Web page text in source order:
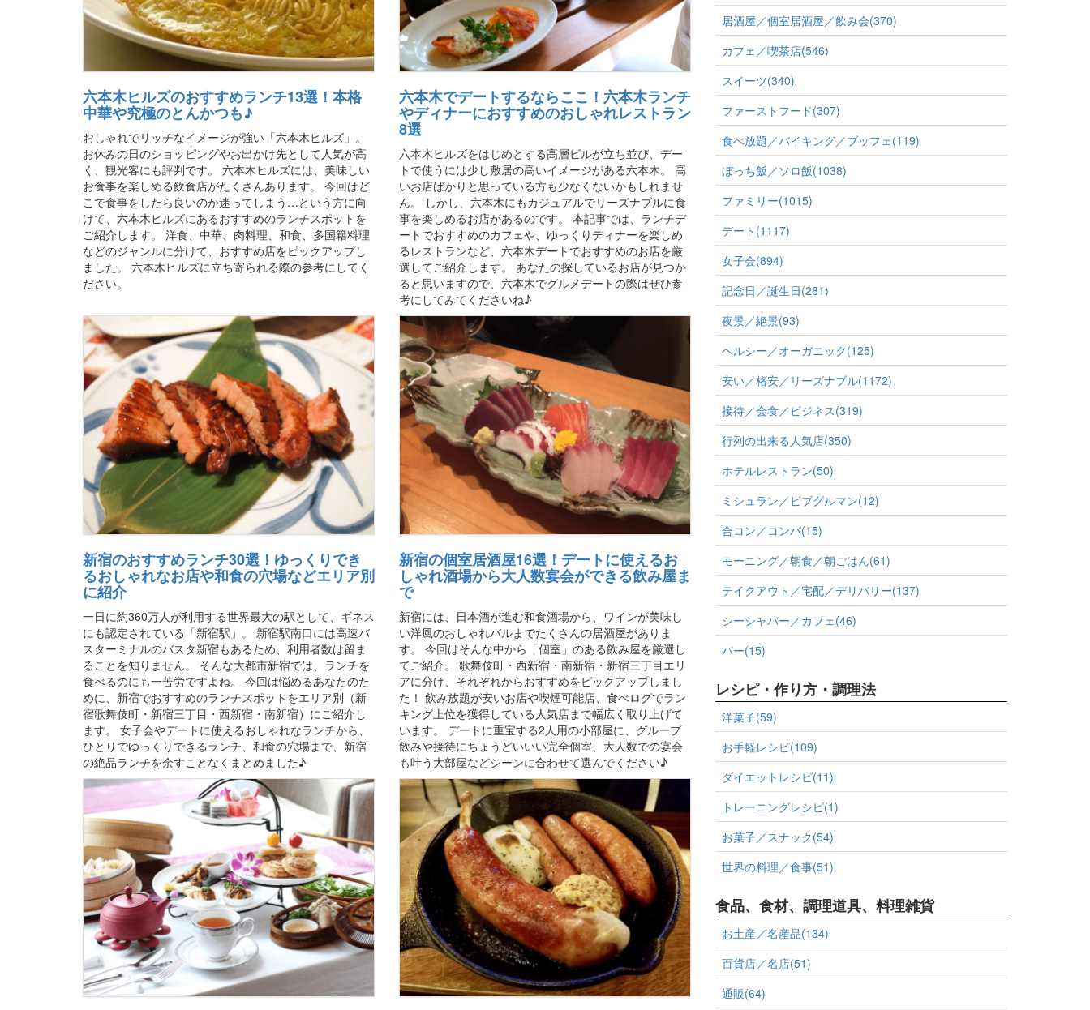
六本木ヒルズのおすすめランチ13選！本格
中華や究極のとんかつも♪
おしゃれでリッチなイメージが強い「六本木ヒルズ」。
お休みの日のショッピングやお出かけ先として人気が高
く、観光客にも評判です。 六本木ヒルズには、美味しい
お食事を楽しめる飲食店がたくさんあります。 今回はど
こで食事をしたら良いのか迷ってしまう…という方に向
けて、六本木ヒルズにあるおすすめのランチスポットを
ご紹介します。 洋食、中華、肉料理、和食、多国籍料理
などのジャンルに分けて、おすすめ店をピックアップし
ました。 六本木ヒルズに立ち寄られる際の参考にしてく
ださい。
六本木でデートするならここ！六本木ランチ
やディナーにおすすめのおしゃれレストラン
8選
六本木ヒルズをはじめとする高層ビルが立ち並び、デー
トで使うには少し敷居の高いイメージがある六本木。 高
いお店ばかりと思っている方も少なくないかもしれませ
ん。 しかし、六本木にもカジュアルでリーズナブルに食
事を楽しめるお店があるのです。 本記事では、ランチデ
ートでおすすめのカフェや、ゆっくりディナーを楽しめ
るレストランなど、六本木デートでおすすめのお店を厳
選してご紹介します。 あなたの探しているお店が見つか
ると思いますので、六本木でグルメデートの際はぜひ参
考にしてみてくださいね♪
新宿のおすすめランチ30選！ゆっくりでき
るおしゃれなお店や和食の穴場などエリア別
に紹介
一日に約360万人が利用する世界最大の駅として、ギネス
にも認定されている「新宿駅」。 新宿駅南口には高速バ
スターミナルのバスタ新宿もあるため、利用者数は留ま
ることを知りません。 そんな大都市新宿では、ランチを
食べるのにも一苦労ですよね。 今回は悩めるあなたのた
めに、新宿でおすすめのランチスポットをエリア別（新
宿歌舞伎町・新宿三丁目・西新宿・南新宿）にご紹介し
ます。 女子会やデートに使えるおしゃれなランチから、
ひとりでゆっくりできるランチ、和食の穴場まで、新宿
の絶品ランチを余すことなくまとめました♪
新宿の個室居酒屋16選！デートに使えるお
しゃれ酒場から大人数宴会ができる飲み屋ま
で
新宿には、日本酒が進む和食酒場から、ワインが美味し
い洋風のおしゃれバルまでたくさんの居酒屋がありま
す。 今回はそんな中から「個室」のある飲み屋を厳選し
てご紹介。 歌舞伎町・西新宿・南新宿・新宿三丁目エリ
アに分け、それぞれからおすすめをピックアップしまし
た！ 飲み放題が安いお店や喫煙可能店、食べログでラン
キング上位を獲得している人気店まで幅広く取り上げて
います。 デートに重宝する2人用の小部屋に、グループ
飲みや接待にちょうどいいい完全個室、大人数での宴会
も叶う大部屋などシーンに合わせて選んでください♪
居酒屋／個室居酒屋／飲み会(370)
カフェ／喫茶店(546)
スイーツ(340)
ファーストフード(307)
食べ放題／バイキング／ブッフェ(119)
ぼっち飯／ソロ飯(1038)
ファミリー(1015)
デート(1117)
女子会(894)
記念日／誕生日(281)
夜景／絶景(93)
ヘルシー／オーガニック(125)
安い／格安／リーズナブル(1172)
接待／会食／ビジネス(319)
行列の出来る人気店(350)
ホテルレストラン(50)
ミシュラン／ビブグルマン(12)
合コン／コンパ(15)
モーニング／朝食／朝ごはん(61)
テイクアウト／宅配／デリバリー(137)
シーシャバー／カフェ(46)
バー(15)
レシピ・作り方・調理法
洋菓子(59)
お手軽レシピ(109)
ダイエットレシピ(11)
トレーニングレシピ(1)
お菓子／スナック(54)
世界の料理／食事(51)
食品、食材、調理道具、料理雑貨
お土産／名産品(134)
百貨店／名店(51)
通販(64)